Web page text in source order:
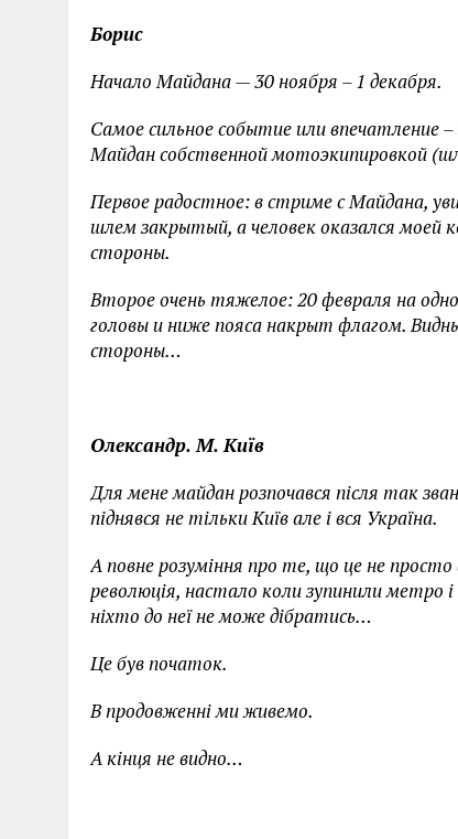
Борис
Начало Майдана — 30 ноября – 1 декабря.
Самое сильное событие или впечатление –
Майдан собственной мотоэкипировкой
Первое радостное: в стриме с Майдана,
шлем закрытый, а человек оказался моей
стороны.
Второе очень тяжелое: 20 февраля на
головы и ниже пояса накрыт флагом.
стороны…
Олександр. М. Київ
Для мене майдан розпочався після так
піднявся не тільки Київ але і вся Україна.
А повне розуміння про те, що це не
революція, настало коли зупинили метро
ніхто до неї не може дібратись…
Це був початок.
В продовженні ми живемо.
А кінця не видно…